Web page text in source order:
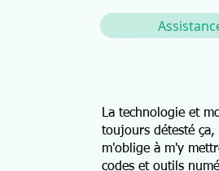
La technologie et
toujours détesté
m'oblige à m'y
codes et outils